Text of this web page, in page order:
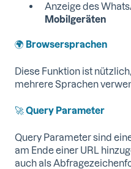
Anzeige des
Mobilgeräten
🌍 Browsersprachen
Diese Funktion ist
mehrere Sprachen
🚀Query Parameter
Query Parameter sind
am Ende einer URL
auch als